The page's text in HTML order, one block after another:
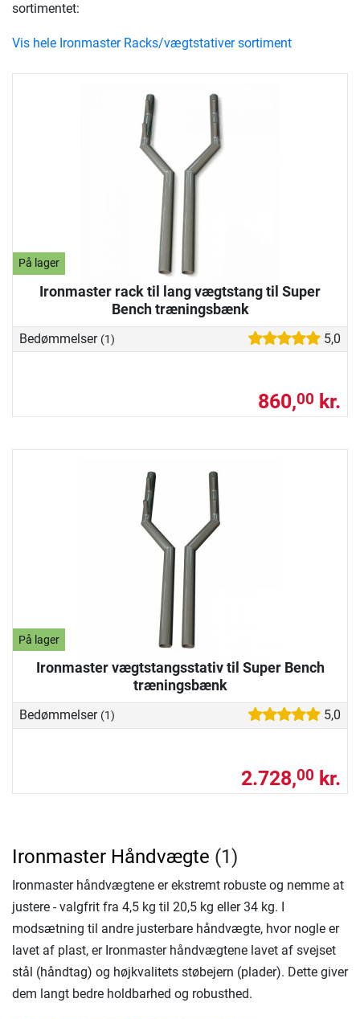
På lager
Ironmaster rack til lang vægtstang til Super
Bench træningsbænk
Bedømmelser (1) 5,0
860,00 kr.
På lager
Ironmaster vægtstangsstativ til Super Bench
træningsbænk
Bedømmelser (1) 5,0
2.728,00 kr.
sortimentet:
Vis hele Ironmaster Racks/vægtstativer sortiment
Ironmaster Håndvægte (1)
Ironmaster håndvægtene er ekstremt robuste og nemme at
justere - valgfrit fra 4,5 kg til 20,5 kg eller 34 kg. I
modsætning til andre justerbare håndvægte, hvor nogle er
lavet af plast, er Ironmaster håndvægtene lavet af svejset
stål (håndtag) og højkvalitets støbejern (plader). Dette giver
dem langt bedre holdbarhed og robusthed.